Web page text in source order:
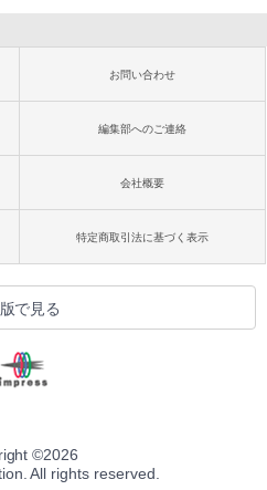
お問い合わせ
編集部へのご連絡
会社概要
特定商取引法に基づく表示
で見る
©2026
All rights reserved.